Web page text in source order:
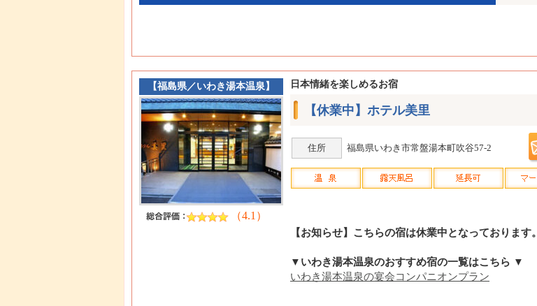
【福島県／いわき湯本温泉】
（4.1）
日本情緒を楽しめるお宿
【休業中】ホテル美里
住所 福島県いわき市常盤湯本町吹谷57-2
【お知らせ】こちらの宿は休業中となっております。
▼いわき湯本温泉のおすすめ宿の一覧はこちら ▼
いわき湯本温泉の宴会コンパニオンプラン